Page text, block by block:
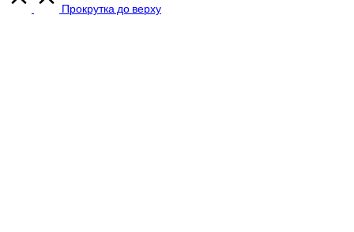
Прокрутка до верху